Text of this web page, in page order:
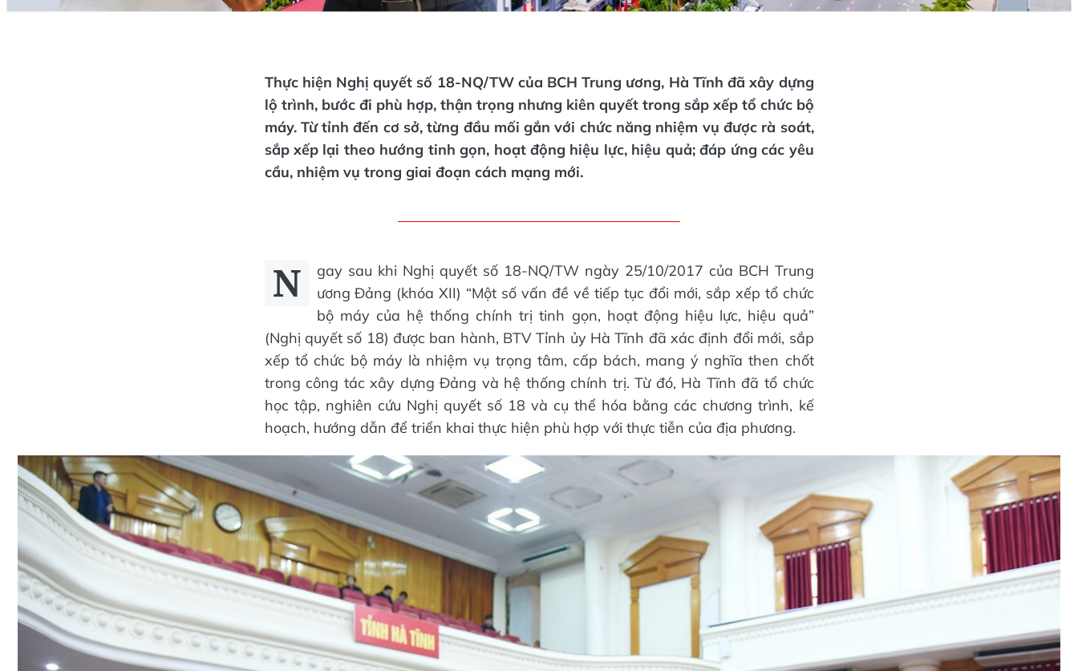
Thực hiện Nghị quyết số 18-NQ/TW của BCH Trung ương, Hà Tĩnh đã xây dựng
lộ trình, bước đi phù hợp, thận trọng nhưng kiên quyết trong sắp xếp tổ chức bộ
máy. Từ tỉnh đến cơ sở, từng đầu mối gắn với chức năng nhiệm vụ được rà soát,
sắp xếp lại theo hướng tinh gọn, hoạt động hiệu lực, hiệu quả; đáp ứng các yêu
cầu, nhiệm vụ trong giai đoạn cách mạng mới.
N
gay sau khi Nghị quyết số 18-NQ/TW ngày 25/10/2017 của BCH Trung
ương Đảng (khóa XII) “Một số vấn đề về tiếp tục đổi mới, sắp xếp tổ chức
bộ máy của hệ thống chính trị tinh gọn, hoạt động hiệu lực, hiệu quả”
(Nghị quyết số 18) được ban hành, BTV Tỉnh ủy Hà Tĩnh đã xác định đổi mới, sắp
xếp tổ chức bộ máy là nhiệm vụ trọng tâm, cấp bách, mang ý nghĩa then chốt
trong công tác xây dựng Đảng và hệ thống chính trị. Từ đó, Hà Tĩnh đã tổ chức
học tập, nghiên cứu Nghị quyết số 18 và cụ thể hóa bằng các chương trình, kế
hoạch, hướng dẫn để triển khai thực hiện phù hợp với thực tiễn của địa phương.